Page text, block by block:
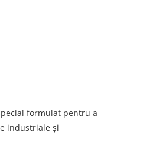
formulat pentru a
industriale și